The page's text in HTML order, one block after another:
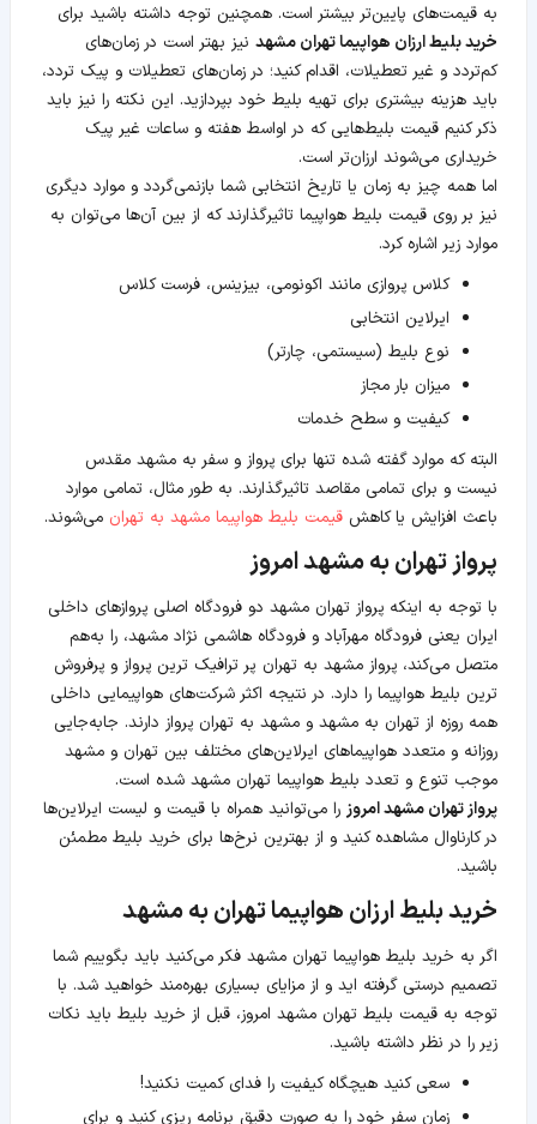
به قیمت‌های پایین‌تر بیشتر است. همچنین توجه داشته باشید برای
خرید بلیط ارزان هواپیما تهران مشهد نیز بهتر است در زمان‌های
کم‌تردد و غیر تعطیلات، اقدام کنید؛ در زمان‌های تعطیلات و پیک تردد،
باید هزینه بیشتری برای تهیه بلیط خود بپردازید. این نکته را نیز باید
ذکر کنیم قیمت بلیط‌هایی که در اواسط هفته و ساعات غیر پیک
خریداری می‌شوند ارزان‌تر است.
اما همه چیز به زمان یا تاریخ انتخابی شما بازنمی‌گردد و موارد دیگری
نیز بر روی قیمت بلیط هواپیما تاثیرگذارند که از بین آن‌ها می‌توان به
موارد زیر اشاره کرد.
کلاس پروازی مانند اکونومی، بیزینس، فرست کلاس
ایرلاین انتخابی
نوع بلیط (سیستمی، چارتر)
میزان بار مجاز
کیفیت و سطح خدمات
البته که موارد گفته شده تنها برای پرواز و سفر به مشهد مقدس
نیست و برای تمامی مقاصد تاثیرگذارند. به طور مثال، تمامی موارد
باعث افزایش یا کاهش قیمت بلیط هواپیما مشهد به تهران می‌شوند.
پرواز تهران به مشهد امروز
با توجه به اینکه پرواز تهران مشهد دو فرودگاه اصلی پروازهای داخلی
ایران یعنی فرودگاه مهرآباد و فرودگاه هاشمی نژاد مشهد، را به‌هم
متصل می‌کند، پرواز مشهد به تهران پر ترافیک ترین پرواز و پرفروش
ترین بلیط هواپیما را دارد. در نتیجه اکثر شرکت‌های هواپیمایی داخلی
همه روزه از تهران به مشهد و مشهد به تهران پرواز دارند. جابه‌جایی
روزانه و متعدد هواپیماهای ایرلاین‌های مختلف بین تهران و مشهد
موجب تنوع و تعدد بلیط هواپیما تهران مشهد شده است.
پرواز تهران مشهد امروز را می‌توانید همراه با قیمت و لیست ایرلاین‌ها
در کارناوال مشاهده کنید و از بهترین نرخ‌ها برای خرید بلیط مطمئن
باشید.
خرید بلیط ارزان هواپیما تهران به مشهد
اگر به خرید بلیط هواپیما تهران مشهد فکر می‌کنید باید بگوییم شما
تصمیم درستی گرفته اید و از مزایای بسیاری بهره‌مند خواهید شد. با
توجه به قیمت بلیط تهران مشهد امروز، قبل از خرید بلیط باید نکات
زیر را در نظر داشته باشید.
سعی کنید هیچگاه کیفیت را فدای کمیت نکنید!
زمان سفر خود را به صورت دقیق برنامه ریزی کنید و برای